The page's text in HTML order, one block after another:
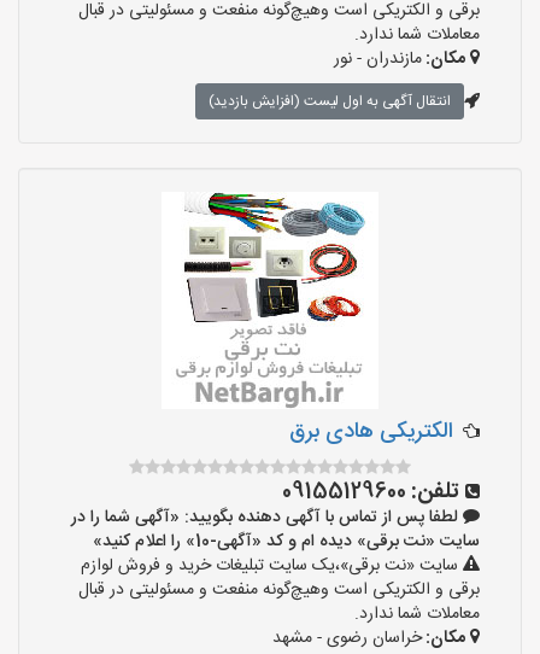
برقی و الکتریکی است وهیچ‌گونه منفعت و مسئولیتی در قبال
معاملات شما ندارد.
مکان:مازندران - نور
انتقال آگهی به اول لیست (افزایش بازدید)
الکتریکی هادی برق
تلفن: 09155129600
لطفا پس از تماس با آگهی دهنده بگویید: «آگهی شما را در
سایت «نت برقی» دیده ام و کد «آگهی-10» را اعلام کنید»
سایت «نت برقی»،یک سایت تبلیغات خرید و فروش لوازم
برقی و الکتریکی است وهیچ‌گونه منفعت و مسئولیتی در قبال
معاملات شما ندارد.
مکان:خراسان رضوی - مشهد